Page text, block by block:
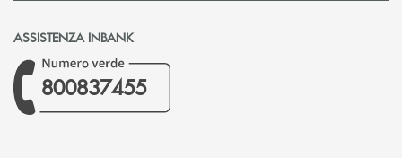
ASSISTENZA INBANK
800837455